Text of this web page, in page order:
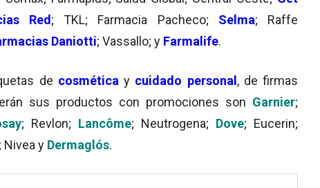
Red; TKL; Farmacia Pacheco; Selma; Raffe
Daniotti; Vassallo; y Farmalife.
de cosmética y cuidado personal, de firmas
sus productos con promociones son Garnier;
; Revlon; Lancôme; Neutrogena; Dove; Eucerin;
; Nivea y Dermaglós.